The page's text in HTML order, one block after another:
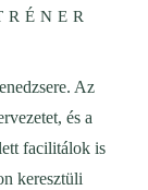
Az
és a
facilitálok is
keresztüli